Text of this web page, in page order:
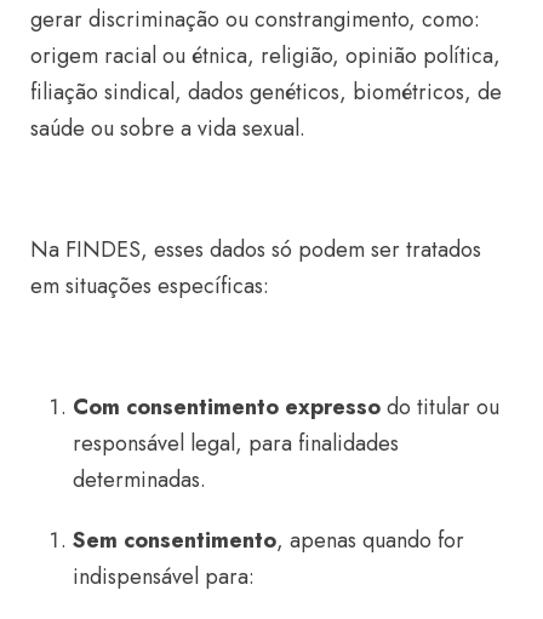
gerar discriminação ou constrangimento, como:
origem racial ou étnica, religião, opinião política,
filiação sindical, dados genéticos, biométricos, de
saúde ou sobre a vida sexual.
Na FINDES, esses dados só podem ser tratados
em situações específicas:
Com consentimento expressodo titular ou
responsável legal, para finalidades
determinadas.
Sem consentimento, apenas quando for
indispensável para: